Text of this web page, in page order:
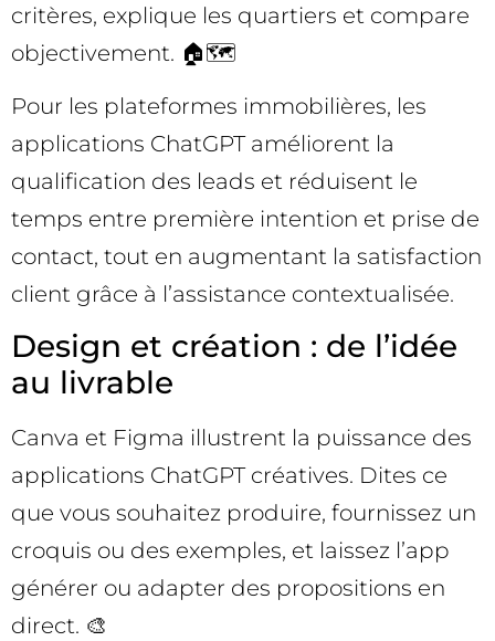
critères, explique les quartiers et compare
objectivement. 🏠🗺️
Pour les plateformes immobilières, les
applications ChatGPT améliorent la
qualification des leads et réduisent le
temps entre première intention et prise de
contact, tout en augmentant la satisfaction
client grâce à l’assistance contextualisée.
Design et création : de l’idée
au livrable
Canva et Figma illustrent la puissance des
applications ChatGPT créatives. Dites ce
que vous souhaitez produire, fournissez un
croquis ou des exemples, et laissez l’app
générer ou adapter des propositions en
direct. 🎨